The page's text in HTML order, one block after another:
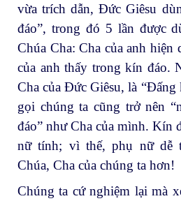
vừa trích dẫn, Đức Giêsu
đáo”, trong đó 5 lần được
Chúa Cha: Cha của anh
của anh thấy trong kín đáo.
Cha của Đức Giêsu, là
gọi chúng ta cũng trở nên
đáo” như Cha của mình. Kín
nữ tính; vì thế, phụ nữ dễ
Chúa, Cha của chúng ta hơn!
Chúng ta cứ nghiệm lại mà